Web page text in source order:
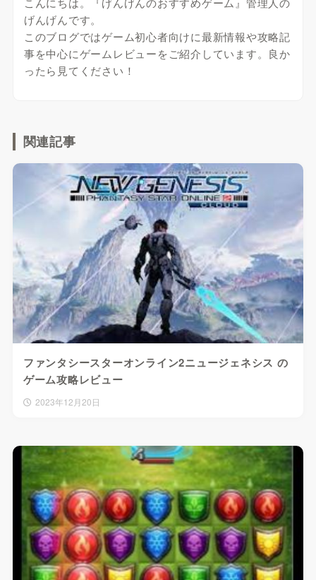
げんげんです。
このブログではゲーム初心者向けに最新情報や攻略記
事を中心にゲームレビューをご紹介しています。良か
ったら見てください！
関連記事
ファンタシースターオンライン2ニュージェネシス の
ゲーム攻略レビュー
2023年12月20日